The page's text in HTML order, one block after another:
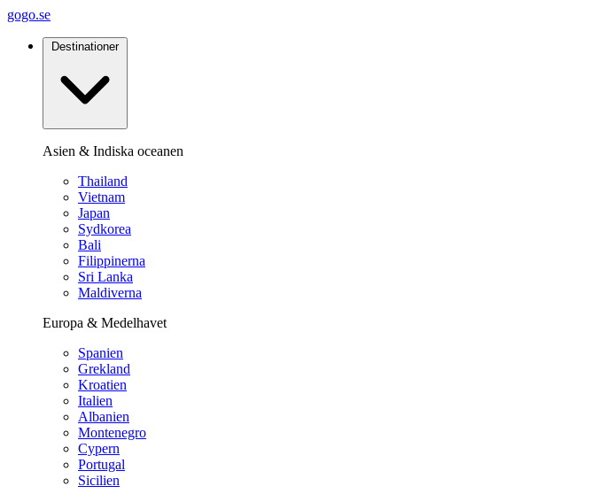
gogo.se
Destinationer
Asien & Indiska oceanen
Thailand
Vietnam
Japan
Sydkorea
Bali
Filippinerna
Sri Lanka
Maldiverna
Europa & Medelhavet
Spanien
Grekland
Kroatien
Italien
Albanien
Montenegro
Cypern
Portugal
Sicilien